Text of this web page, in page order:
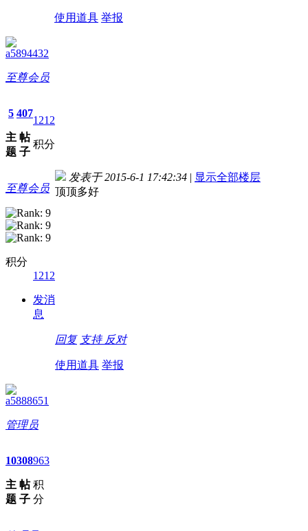
使用道具 举报
a5894432
至尊会员
5
主
题
407
帖
子
1212
积分
至尊会员
积分
1212
发消
息
发表于 2015-6-1 17:42:34 | 显示全部楼层
顶顶多好
回复 支持 反对
使用道具 举报
a5888651
管理员
10
主
题
308
帖
子
963
积
分